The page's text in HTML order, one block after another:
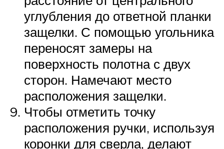
углубления до ответной планки
защелки. С помощью угольника
переносят замеры на
поверхность полотна с двух
сторон. Намечают место
расположения защелки.
Чтобы отметить точку
расположения ручки, используя
коронки для сверла, делают